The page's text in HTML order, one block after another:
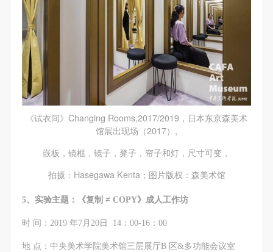
《试衣间》Changing Rooms,2017/2019，日本东京森美术
馆展出现场（2017）,
嵌板，镜框，镜子，凳子，帘子和灯，尺寸可变，
拍摄：Hasegawa Kenta；图片版权：森美术馆
5、实验主题：《复制 ≠ COPY》成人工作坊
时 间：2019 年7月20日 14：00-16：00
地 点：中央美术学院美术馆三层展厅B 区&多功能会议室
（1）、拍摄内容 乙方拍摄的带有甲方肖像的作品内
容包括：①中央美术学院美术馆②中央美术学院校园
内○3由中央美术学院公共教育部策划或执行的一切活
动。
（2）、使用形式 用于中央美术学院图书出版、销售
附带光盘及宣传资料。
（3）、使用地域范围
适用地域范围包括国内和国外。
使用肖像的媒介限于不损害甲方肖像权的任何媒介
（如杂志、网络等）。
三、肖像权使用期限
永久使用。
带有甲方肖像作品的拍摄费用由乙方承担。
乙方于拍摄完带有甲方肖像的作品无需支付甲方任何
（1）、拍摄内容 乙方拍摄的带有甲方肖像的作品内
容包括：①中央美术学院美术馆②中央美术学院校园
内○3由中央美术学院公共教育部策划或执行的一切活
动。
（2）、使用形式 用于中央美术学院图书出版、销售
附带光盘及宣传资料。
（3）、使用地域范围
适用地域范围包括国内和国外。
使用肖像的媒介限于不损害甲方肖像权的任何媒介
（如杂志、网络等）。
三、肖像权使用期限
永久使用。
带有甲方肖像作品的拍摄费用由乙方承担。
乙方于拍摄完带有甲方肖像的作品无需支付甲方任何
（1）、拍摄内容 乙方拍摄的带有甲方肖像的作品内
容包括：①中央美术学院美术馆②中央美术学院校园
内○3由中央美术学院公共教育部策划或执行的一切活
动。
（2）、使用形式 用于中央美术学院图书出版、销售
附带光盘及宣传资料。
（3）、使用地域范围
适用地域范围包括国内和国外。
使用肖像的媒介限于不损害甲方肖像权的任何媒介
（如杂志、网络等）。
三、肖像权使用期限
永久使用。
带有甲方肖像作品的拍摄费用由乙方承担。
乙方于拍摄完带有甲方肖像的作品无需支付甲方任何
快捷登录 帐号密码登录
手机号码
手机号码将作为您的登录账号